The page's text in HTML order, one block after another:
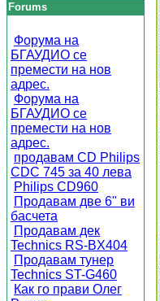
Forums
Форума на
БГАУДИО се
премести на нов
адрес.
Форума на
БГАУДИО се
премести на нов
адрес.
продавам CD Philips
CDC 745 за 40 лева
Philips CD960
Продавам две 6" ви
басчета
Продавам дек
Technics RS-BX404
Продавам тунер
Technics ST-G460
Как го прави Олег